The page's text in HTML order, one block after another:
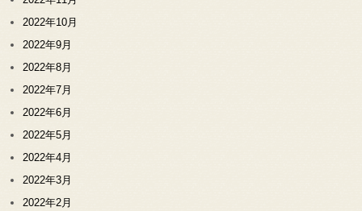
2022年10月
2022年9月
2022年8月
2022年7月
2022年6月
2022年5月
2022年4月
2022年3月
2022年2月